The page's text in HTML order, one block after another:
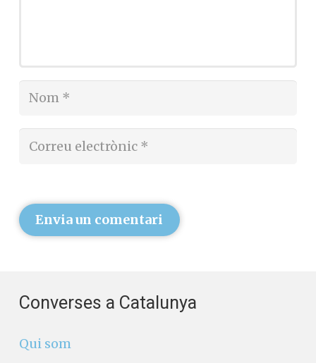
Envia un comentari
Converses a Catalunya
Qui som